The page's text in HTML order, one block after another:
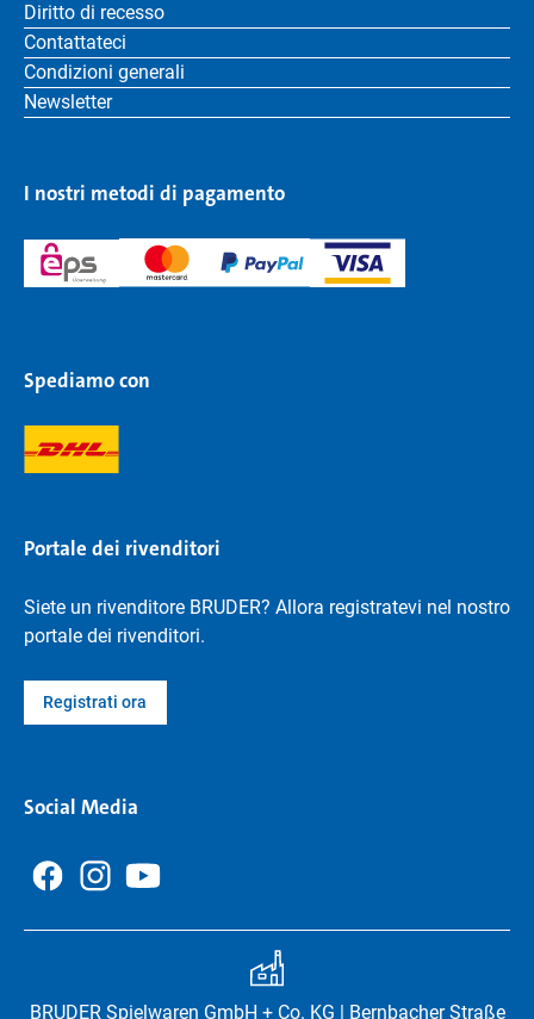
Diritto di recesso
Contattateci
Condizioni generali
Newsletter
I nostri metodi di pagamento
Spediamo con
Portale dei rivenditori
Siete un rivenditore BRUDER? Allora registratevi nel nostro
portale dei rivenditori.
Registrati ora
Social Media
BRUDER Spielwaren GmbH + Co. KG | Bernbacher Straße